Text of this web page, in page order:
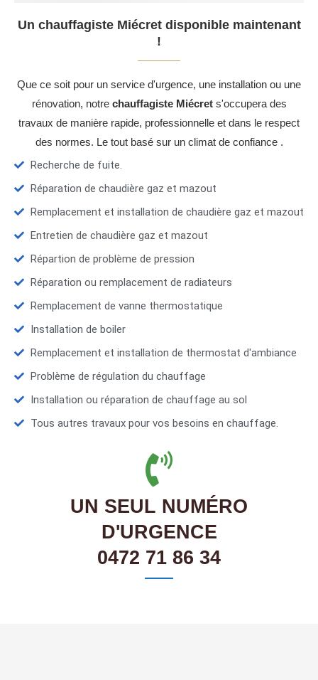
Un chauffagiste Miécret disponible maintenant
!
Que ce soit pour un service d'urgence, une installation ou une
rénovation, notre chauffagiste Miécrets'occupera des
travaux de manière rapide, professionnelle et dans le respect
des normes. Le tout basé sur un climat de confiance .
Recherche de fuite.
Réparation de chaudière gaz et mazout
Remplacement et installation de chaudière gaz et mazout
Entretien de chaudière gaz et mazout
Répartion de problème de pression
Réparation ou remplacement de radiateurs
Remplacement de vanne thermostatique
Installation de boiler
Remplacement et installation de thermostat d'ambiance
Problème de régulation du chauffage
Installation ou réparation de chauffage au sol
Tous autres travaux pour vos besoins en chauffage.
UN SEUL NUMÉRO
D'URGENCE
0472 71 86 34